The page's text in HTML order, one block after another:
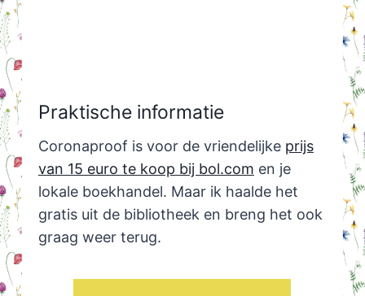
Praktische informatie
Coronaproof is voor de vriendelijke prijs
van 15 euro te koop bij bol.com en je
lokale boekhandel. Maar ik haalde het
gratis uit de bibliotheek en breng het ook
graag weer terug.